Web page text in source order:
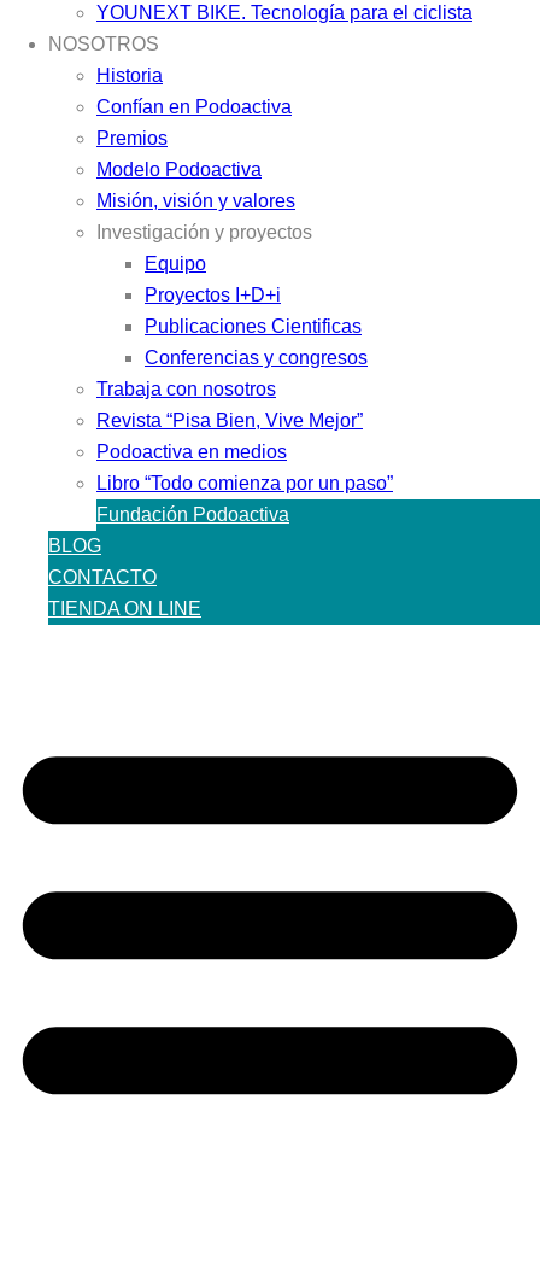
YOUNEXT BIKE. Tecnología para el ciclista
NOSOTROS
Historia
Confían en Podoactiva
Premios
Modelo Podoactiva
Misión, visión y valores
Investigación y proyectos
Equipo
Proyectos I+D+i
Publicaciones Cientificas
Conferencias y congresos
Trabaja con nosotros
Revista “Pisa Bien, Vive Mejor”
Podoactiva en medios
Libro “Todo comienza por un paso”
Fundación Podoactiva
BLOG
CONTACTO
TIENDA ON LINE